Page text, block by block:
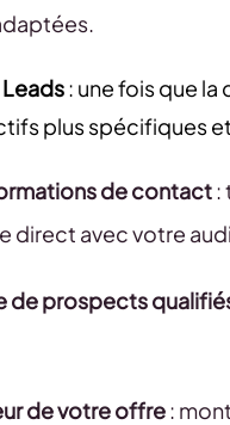
: une fois que
plus spécifiques
de contact:
direct avec votre
de prospects
de votre offre: